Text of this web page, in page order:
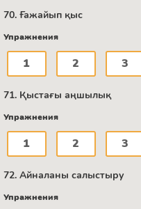
70. Ғажайып қыс
Упражнения
1 2 3
71. Қыстағы аңшылық
Упражнения
1 2 3
72. Айналаны салыстыру
Упражнения